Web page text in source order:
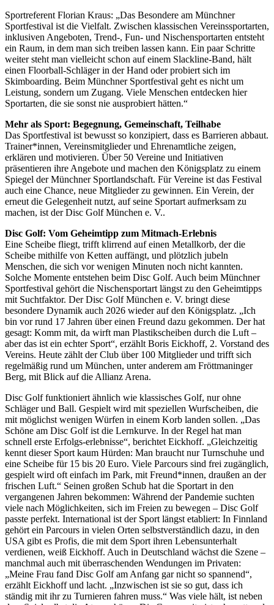
Sportreferent Florian Kraus: „Das Besondere am Münchner
Sportfestival ist die Vielfalt. Zwischen klassischen Vereinssportarten,
inklusiven Angeboten, Trend-, Fun- und Nischensportarten entsteht
ein Raum, in dem man sich treiben lassen kann. Ein paar Schritte
weiter steht man vielleicht schon auf einem Slackline-Band, hält
einen Floorball-Schläger in der Hand oder probiert sich im
Skimboarding. Beim Münchner Sportfestival geht es nicht um
Leistung, sondern um Zugang. Viele Menschen entdecken hier
Sportarten, die sie sonst nie ausprobiert hätten.“
Mehr als Sport: Begegnung, Gemeinschaft, Teilhabe
Das Sportfestival ist bewusst so konzipiert, dass es Barrieren abbaut.
Trainer*innen, Vereinsmitglieder und Ehrenamtliche zeigen,
erklären und motivieren. Über 50 Vereine und Initiativen
präsentieren ihre Angebote und machen den Königsplatz zu einem
Spiegel der Münchner Sportlandschaft. Für Vereine ist das Festival
auch eine Chance, neue Mitglieder zu gewinnen. Ein Verein, der
erneut die Gelegenheit nutzt, auf seine Sportart aufmerksam zu
machen, ist der Disc Golf München e. V..
Disc Golf: Vom Geheimtipp zum Mitmach-Erlebnis
Eine Scheibe fliegt, trifft klirrend auf einen Metallkorb, der die
Scheibe mithilfe von Ketten auffängt, und plötzlich jubeln
Menschen, die sich vor wenigen Minuten noch nicht kannten.
Solche Momente entstehen beim Disc Golf. Auch beim Münchner
Sportfestival gehört die Nischensportart längst zu den Geheimtipps
mit Suchtfaktor. Der Disc Golf München e. V. bringt diese
besondere Dynamik auch 2026 wieder auf den Königsplatz. „Ich
bin vor rund 17 Jahren über einen Freund dazu gekommen. Der hat
gesagt: Komm mit, da wirft man Plastikscheiben durch die Luft –
aber das ist ein echter Sport“, erzählt Boris Eickhoff, 2. Vorstand des
Vereins. Heute zählt der Club über 100 Mitglieder und trifft sich
regelmäßig rund um München, unter anderem am Fröttmaninger
Berg, mit Blick auf die Allianz Arena.
Disc Golf funktioniert ähnlich wie klassisches Golf, nur ohne
Schläger und Ball. Gespielt wird mit speziellen Wurfscheiben, die
mit möglichst wenigen Würfen in einem Korb landen sollen. „Das
Schöne am Disc Golf ist die Lernkurve. In der Regel hat man
schnell erste Erfolgs-erlebnisse“, berichtet Eickhoff. „Gleichzeitig
kennt dieser Sport kaum Hürden: Man braucht nur Turnschuhe und
eine Scheibe für 15 bis 20 Euro. Viele Parcours sind frei zugänglich,
gespielt wird oft einfach im Park, mit Freund*innen, draußen an der
frischen Luft.“ Seinen großen Schub hat die Sportart in den
vergangenen Jahren bekommen: Während der Pandemie suchten
viele nach Möglichkeiten, sich im Freien zu bewegen – Disc Golf
passte perfekt. International ist der Sport längst etabliert: In Finnland
gehört ein Parcours in vielen Orten selbstverständlich dazu, in den
USA gibt es Profis, die mit dem Sport ihren Lebensunterhalt
verdienen, weiß Eickhoff. Auch in Deutschland wächst die Szene –
manchmal auch mit überraschenden Wendungen im Privaten:
„Meine Frau fand Disc Golf am Anfang gar nicht so spannend“,
erzählt Eickhoff und lacht. „Inzwischen ist sie so gut, dass ich
ständig mit ihr zu Turnieren fahren muss.“ Was viele hält, ist neben